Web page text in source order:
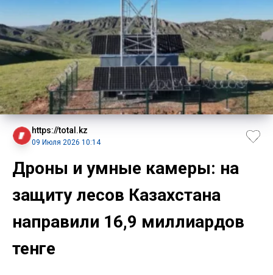
https://total.kz
09 Июля 2026 10:14
Дроны и умные камеры: на
защиту лесов Казахстана
направили 16,9 миллиардов
тенге